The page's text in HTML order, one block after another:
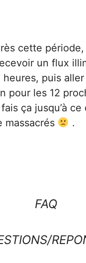
cette
un flux
heures, puis aller
pour les 12
ça jusqu’à ce
massacrés
.
FAQ